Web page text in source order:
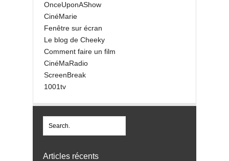
OnceUponAShow
CinéMarie
Fenêtre sur écran
Le blog de Cheeky
Comment faire un film
CinéMaRadio
ScreenBreak
1001tv
Articles récents